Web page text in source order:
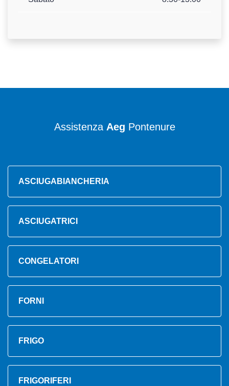
Assistenza Aeg Pontenure
ASCIUGABIANCHERIA
ASCIUGATRICI
CONGELATORI
FORNI
FRIGO
FRIGORIFERI